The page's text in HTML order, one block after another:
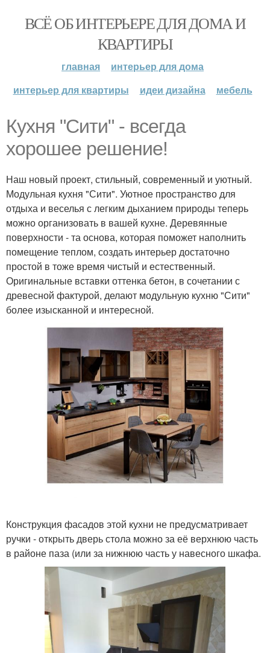
ВСЁ ОБ ИНТЕРЬЕРЕ ДЛЯ ДОМА И
КВАРТИРЫ
главная
интерьер для дома
интерьер для квартиры
идеи дизайна мебель
Кухня "Сити" - всегда
хорошее решение!
Наш новый проект, стильный, современный и уютный.
Модульная кухня "Сити". Уютное пространство для
отдыха и веселья с легким дыханием природы теперь
можно организовать в вашей кухне. Деревянные
поверхности - та основа, которая поможет наполнить
помещение теплом, создать интерьер достаточно
простой в тоже время чистый и естественный.
Оригинальные вставки оттенка бетон, в сочетании с
древесной фактурой, делают модульную кухню "Сити"
более изысканной и интересной.
Конструкция фасадов этой кухни не предусматривает
ручки - открыть дверь стола можно за её верхнюю часть
в районе паза (или за нижнюю часть у навесного шкафа.